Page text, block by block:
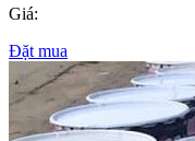
Giá:
Đặt mua